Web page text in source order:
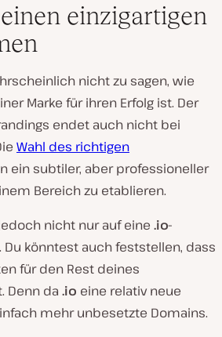
einzigartigen
nicht zu sagen, wie
Marke für ihren Erfolg ist. Der
endet auch nicht bei
Wahl des richtigen
ein subtiler, aber professioneller
Bereich zu etablieren.
nicht nur auf eine .io-
Du könntest auch feststellen, dass
für den Rest deines
Denn da .io eine relativ neue
mehr unbesetzte Domains.